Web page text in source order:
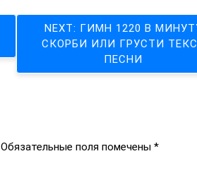
NEXT: ГИМН 1220 В
СКОРБИ ИЛИ ГРУСТИ
ПЕСНИ
Обязательные поля помечены *